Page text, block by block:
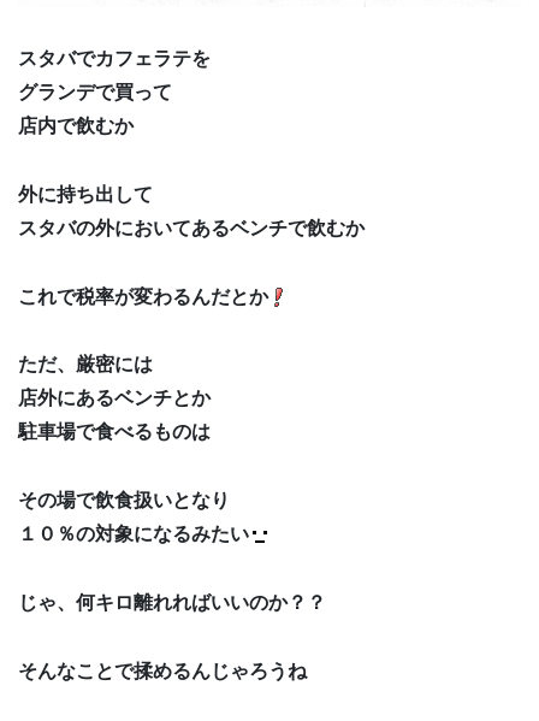
スタバでカフェラテを
グランデで買って
店内で飲むか
外に持ち出して
スタバの外においてあるベンチで飲むか
これで税率が変わるんだとか
ただ、厳密には
店外にあるベンチとか
駐車場で食べるものは
その場で飲食扱いとなり
１０％の対象になるみたい
じゃ、何キロ離れればいいのか？？
そんなことで揉めるんじゃろうね